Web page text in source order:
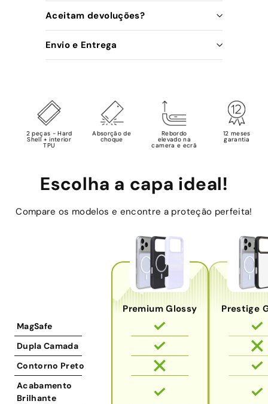
Aceitam devoluções?
Envio e Entrega
2 peças - Hard
Shell + interior
TPU
Absorção de
choque
Rebordo
elevado na
camera e ecrã
12 meses
garantia
Escolha a capa ideal!
Compare os modelos e encontre a proteção perfeita!
Premium Glossy Prestige
MagSafe
Dupla Camada
Contorno Preto
Acabamento
Brilhante